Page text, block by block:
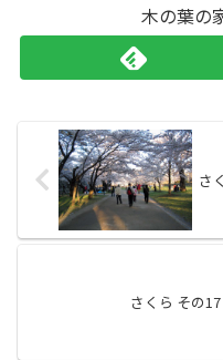
木の葉の
さ
さくら その